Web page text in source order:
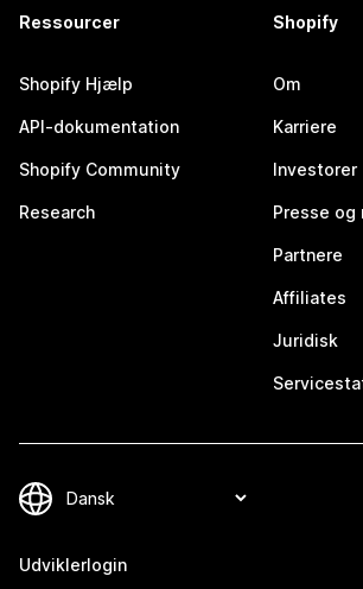
Ressourcer
Shopify Hjælp
API-dokumentation
Shopify Community
Research
Shopify
Om
Karriere
Investorer
Presse og
Partnere
Affiliates
Juridisk
Udviklerlogin